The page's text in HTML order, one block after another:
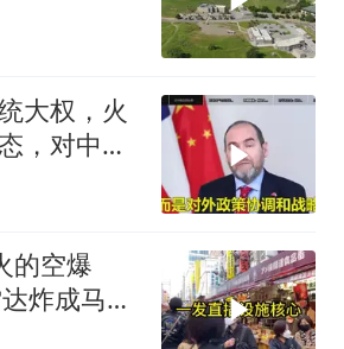
大权，火
，对中
的空爆
炸成马蜂